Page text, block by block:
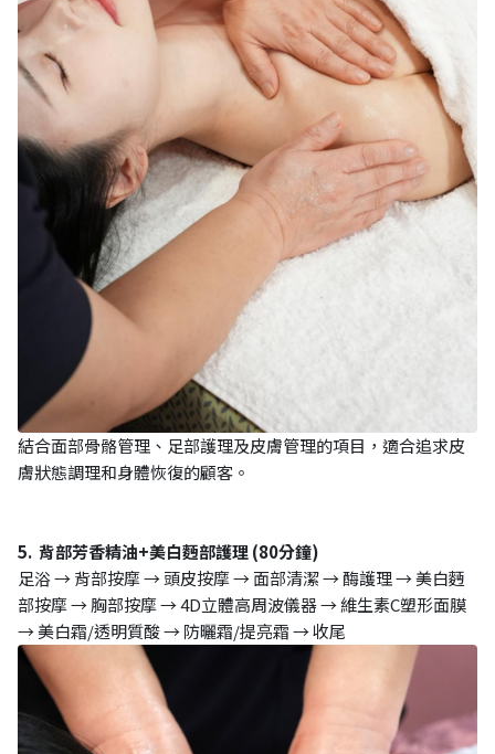
結合面部骨骼管理、足部護理及皮膚管理的項目，適合追求皮
膚狀態調理和身體恢復的顧客。
5. 背部芳香精油+美白麪部護理 (80分鐘)
足浴 → 背部按摩 → 頭皮按摩 → 面部清潔 → 酶護理 → 美白麪
部按摩 → 胸部按摩 → 4D立體高周波儀器 → 維生素C塑形面膜
→ 美白霜/透明質酸 → 防曬霜/提亮霜 → 收尾